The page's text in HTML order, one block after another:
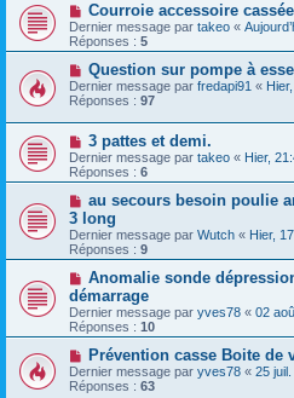
Courroie accessoire
Dernier message par takeo «
Réponses : 5
Question sur pompe à
Dernier message par fredapi91 «
Réponses : 97
3 pattes et demi.
Dernier message par takeo « Hier,
Réponses : 6
au secours besoin poulie
3 long
Dernier message par Wutch « Hier,
Réponses : 9
Anomalie sonde
démarrage
Dernier message par yves78 « 02
Réponses : 10
Prévention casse Boite de
Dernier message par yves78 « 25
Réponses : 63